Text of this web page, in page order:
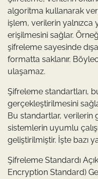
algoritma kullanarak
işlem, verilerin yalnızca
erişilmesini sağlar.
şifreleme sayesinde
formatta saklanır.
ulaşamaz.
Şifreleme standartları,
gerçekleştirilmesini
Bu standartlar, verilerin
sistemlerin uyumlu
geliştirilmiştir. İşte bazı
Şifreleme Standardı
Encryption Standard)